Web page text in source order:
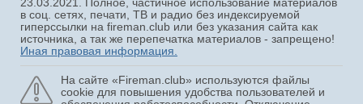
в соц. сетях, печати, ТВ и радио без индексируемой
гиперссылки на fireman.club или без указания сайта как
источника, а так же перепечатка материалов - запрещено!
Иная правовая информация.
На сайте «Fireman.club» используются файлы
cookie для повышения удобства пользователей и